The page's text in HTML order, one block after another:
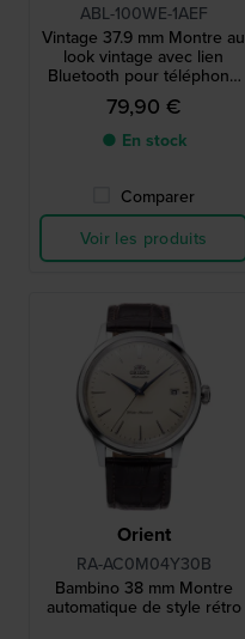
ABL-100WE-1AEF
Vintage 37.9 mm Montre au
look vintage avec lien
Bluetooth pour téléphone
intelligent
79,90 €
● En stock
Comparer
Voir les produits
Orient
RA-AC0M04Y30B
Bambino 38 mm Montre
automatique de style rétro